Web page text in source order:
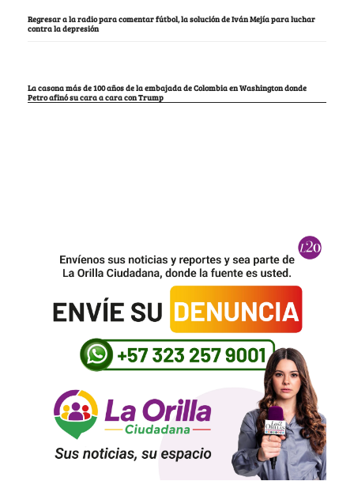
Regresar a la radio para comentar fútbol, la solución de Iván Mejía para luchar
contra la depresión
La casona más de 100 años de la embajada de Colombia en Washington donde
Petro afinó su cara a cara con Trump